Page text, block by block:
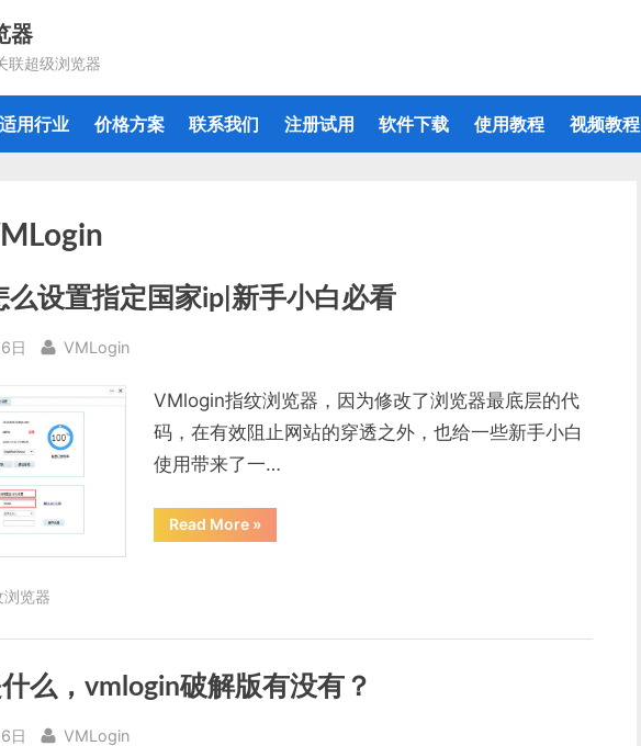
器
联超级浏览器
适用行业 价格方案 联系我们 注册试用 软件下载 使用教程 视频教程
设置指定国家ip|新手小白必看
日 By
VMLogin
VMlogin指纹浏览器，因为修改了浏览器最底层的代
码，在有效阻止网站的穿透之外，也给一些新手小白
使用带来了一…
Read More“VMlogin
怎
家
新
手
»
览器
么，vmlogin破解版有没有？
日 By
VMLogin